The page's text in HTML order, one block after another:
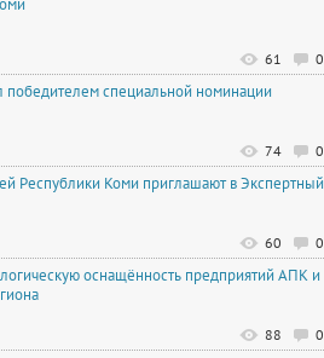
0
61
специальной номинации
0
74
Республики Коми приглашают в Экспертный
0
60
оснащённость предприятий АПК и
0
88